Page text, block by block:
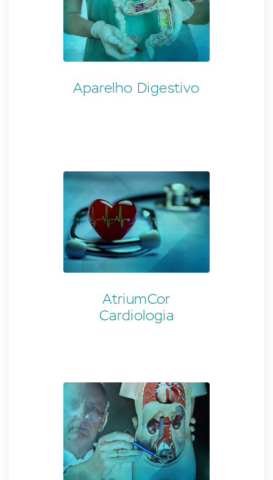
Aparelho Digestivo
AtriumCor
Cardiologia